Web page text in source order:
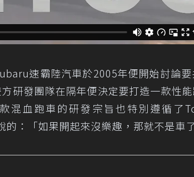
速霸陸汽車於2005年便開始討論
研發團隊在隔年便決定要打造一款性
混血跑車的研發宗旨也特別遵循了
：「如果開起來沒樂趣，那就不是車了